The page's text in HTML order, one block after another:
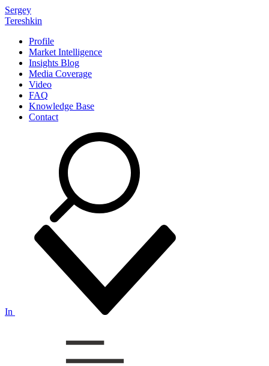
Sergey
Tereshkin
Profile
Market Intelligence
Insights Blog
Media Coverage
Video
FAQ
Knowledge Base
Contact
In